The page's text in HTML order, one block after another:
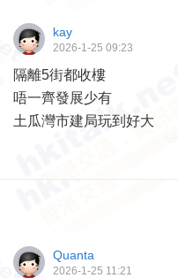
kay
2026-1-25 09:23
隔離5街都收樓
唔一齊發展少有
土瓜灣市建局玩到好大
Quanta
2026-1-25 11:21